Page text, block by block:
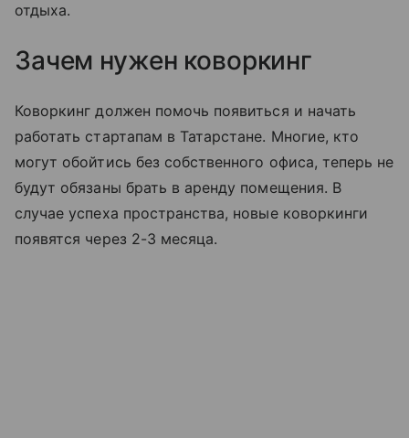
отдыха.
Зачем нужен коворкинг
Коворкинг должен помочь появиться и начать
работать стартапам в Татарстане. Многие, кто
могут обойтись без собственного офиса, теперь не
будут обязаны брать в аренду помещения. В
случае успеха пространства, новые коворкинги
появятся через 2-3 месяца.